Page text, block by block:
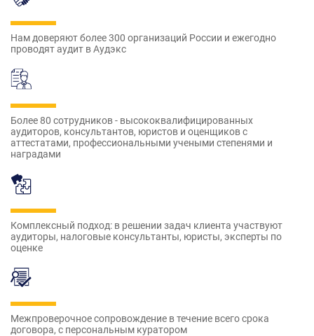
Нам доверяют более 300 организаций России и ежегодно
проводят аудит в Аудэкс
Более 80 сотрудников - высококвалифицированных
аудиторов, консультантов, юристов и оценщиков с
аттестатами, профессиональными учеными степенями и
наградами
Комплексный подход: в решении задач клиента участвуют
аудиторы, налоговые консультанты, юристы, эксперты по
оценке
Межпроверочное сопровождение в течение всего срока
договора, с персональным куратором